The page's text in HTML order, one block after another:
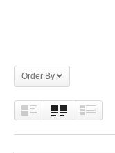
Order By